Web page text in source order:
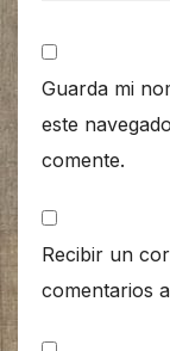
Guarda mi
este
comente.
Recibir un
comentarios